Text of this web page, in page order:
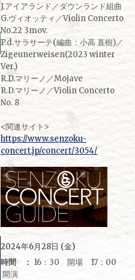
J.アイアランド／ダウンランド組曲
G.ヴィオッティ／Violin Concerto
No.22 3mov.
P.d.サラサーテ(編曲：小高 直樹)／
Zigeunerweisen(2023 winter
Ver.)
R.D.マリーノ／Mojave
R.D.マリーノ／Violin Concerto
No. 8
<関連サイト>
https://www.senzoku-
concert.jp/concert/3054/
2024年6月28日 (金)
時間 ： 16：30 開場 17：00
開演